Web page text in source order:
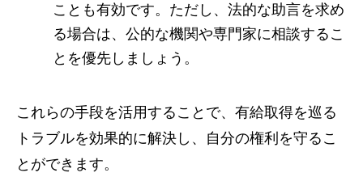
ことも有効です。ただし、法的な助言を求め
る場合は、公的な機関や専門家に相談するこ
とを優先しましょう。
これらの手段を活用することで、有給取得を巡る
トラブルを効果的に解決し、自分の権利を守るこ
とができます。